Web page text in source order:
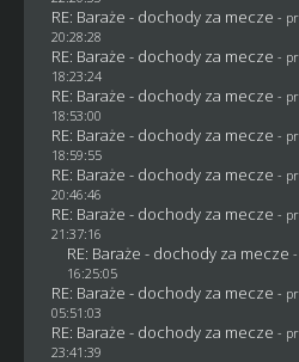
RE: Baraże - dochody za mecze -
20:28:28
RE: Baraże - dochody za mecze -
18:23:24
RE: Baraże - dochody za mecze -
18:53:00
RE: Baraże - dochody za mecze -
18:59:55
RE: Baraże - dochody za mecze -
20:46:46
RE: Baraże - dochody za mecze -
21:37:16
RE: Baraże - dochody za mecze
16:25:05
RE: Baraże - dochody za mecze -
05:51:03
RE: Baraże - dochody za mecze -
23:41:39